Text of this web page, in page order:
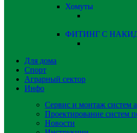
Хомуты
ФИТИНГ С
Для дома
Спорт
Аграрный сектор
Инфо
Сервис и монтаж систем
Проектирование систем
Новости